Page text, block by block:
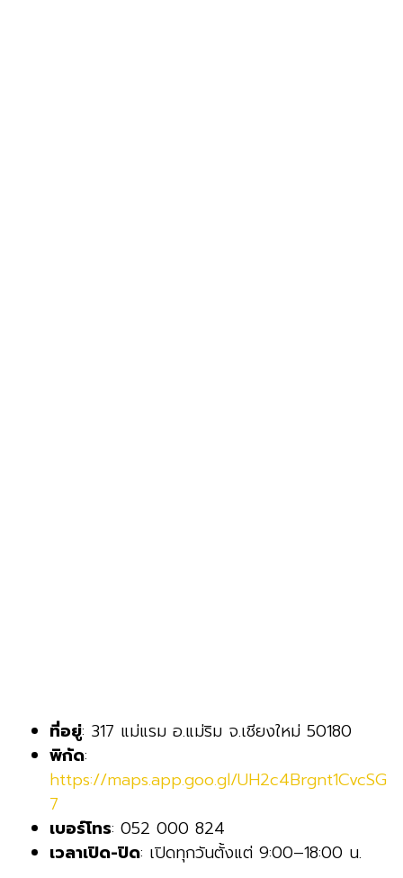
ที่อยู่: 317 แม่แรม อ.แม่ริม จ.เชียงใหม่ 50180
พิกัด:
https://maps.app.goo.gl/UH2c4Brgnt1CvcSG
7
เบอร์โทร: 052 000 824
เวลาเปิด-ปิด: เปิดทุกวันตั้งแต่ 9:00–18:00 น.